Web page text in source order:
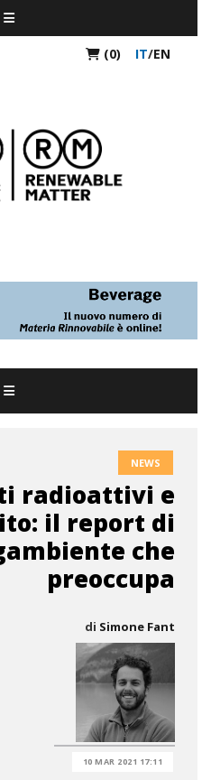
(0) IT/EN
NEWS
radioattivi e
il report di
che
preoccupa
di Simone Fant
10 MAR 2021 17:11